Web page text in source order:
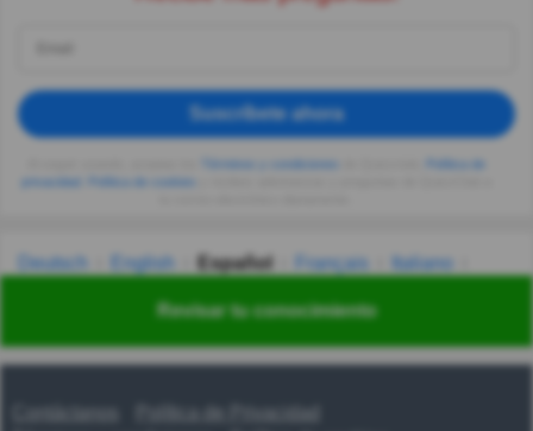
Revisar tu conocimiento
Suscríbete ahora
privacidad
Deutsch English Español Français
Italiano
Українська हिन्दी 한국어 汉语
Contáctanos
Política de Privacidad